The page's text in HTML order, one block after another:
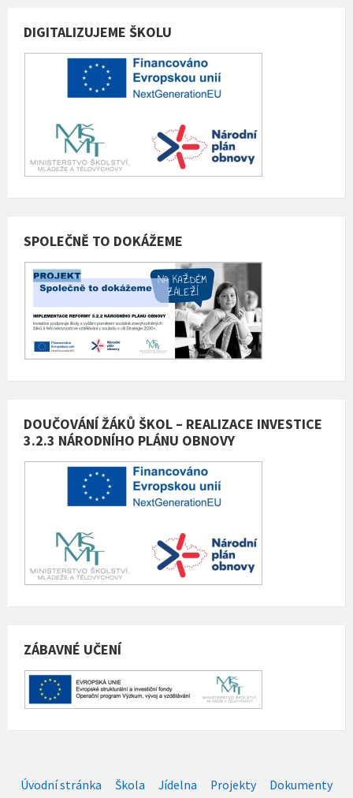
DIGITALIZUJEME ŠKOLU
SPOLEČNĚ TO DOKÁŽEME
DOUČOVÁNÍ ŽÁKŮ ŠKOL – REALIZACE INVESTICE
3.2.3 NÁRODNÍHO PLÁNU OBNOVY
ZÁBAVNÉ UČENÍ
Úvodní stránka Škola Jídelna Projekty
Dokumenty